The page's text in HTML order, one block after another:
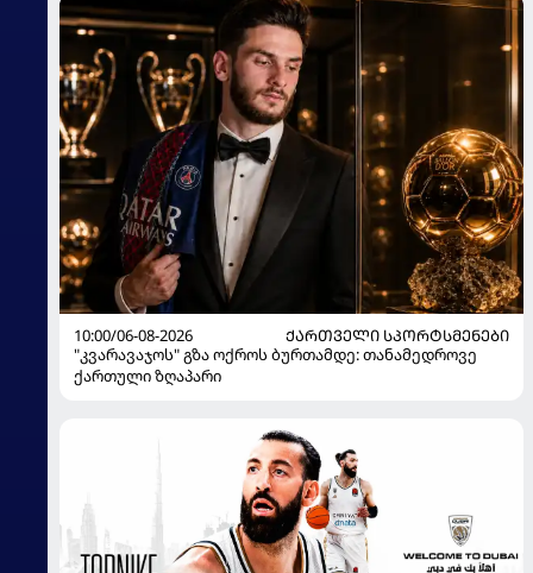
10:00/06-08-2026
ᲥᲐᲠᲗᲕᲔᲚᲘ ᲡᲞᲝᲠᲢᲡᲛᲔᲜᲔᲑᲘ
"კვარავაჯოს" გზა ოქროს ბურთამდე: თანამედროვე
ქართული ზღაპარი